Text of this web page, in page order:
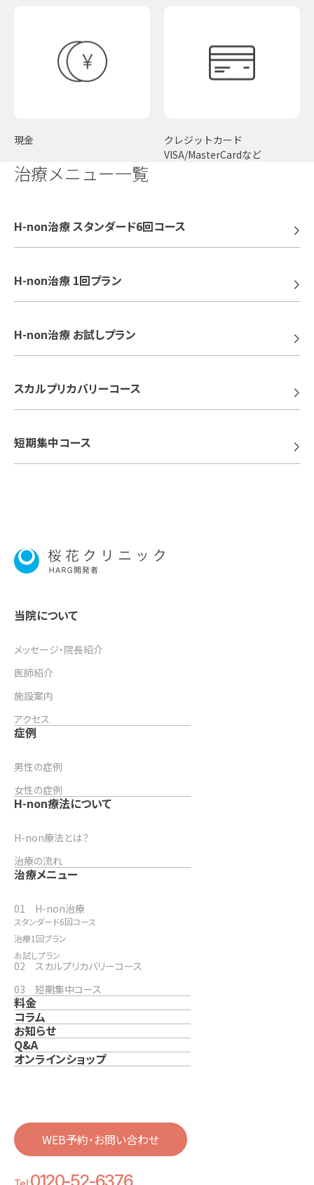
現金
クレジットカード
VISA/MasterCardなど
治療メニュー一覧
H-non治療 スタンダード6回コース
H-non治療 1回プラン
H-non治療 お試しプラン
スカルプリカバリーコース
短期集中コース
当院について
メッセージ・院長紹介
医師紹介
施設案内
アクセス
症例
男性の症例
女性の症例
H-non療法について
H-non療法とは？
治療の流れ
治療メニュー
01 H-non治療
スタンダード6回コース
治療1回プラン
お試しプラン
02 スカルプリカバリーコース
03 短期集中コース
料金
コラム
お知らせ
Q&A
オンラインショップ
WEB予約・お問い合わせ